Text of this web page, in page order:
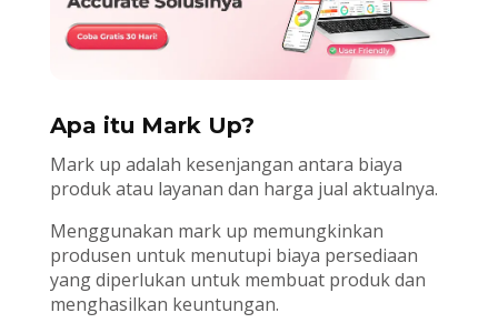
Apa itu Mark Up?
Mark up adalah kesenjangan antara biaya
produk atau layanan dan harga jual aktualnya.
Menggunakan mark up memungkinkan
produsen untuk menutupi biaya persediaan
yang diperlukan untuk membuat produk dan
menghasilkan keuntungan.